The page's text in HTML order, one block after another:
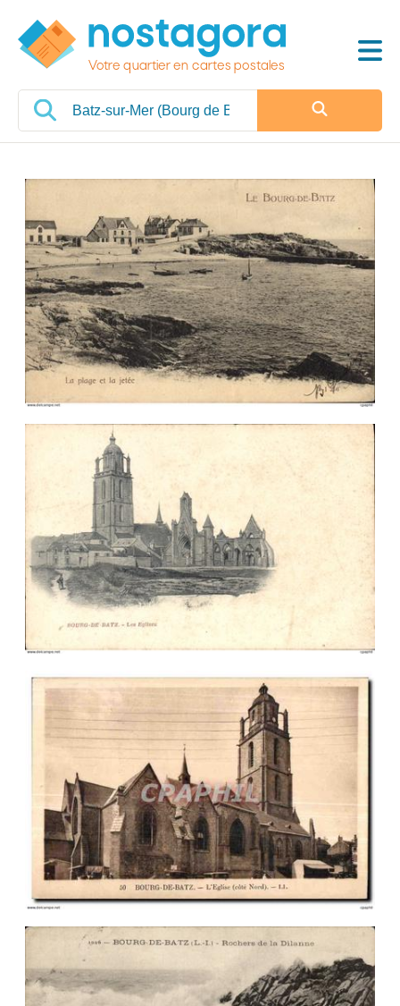
Votre quartier en cartes postales